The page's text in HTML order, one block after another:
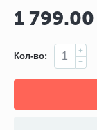
1 799.00
Кол-во:
+
−